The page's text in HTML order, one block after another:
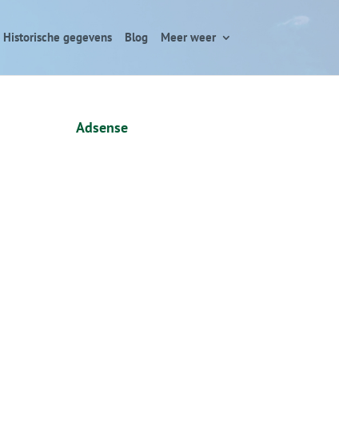
Historische gegevens Blog Meer weer
Adsense